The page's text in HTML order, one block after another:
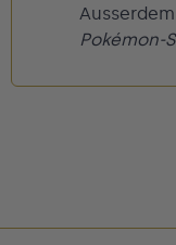
Pokémon-